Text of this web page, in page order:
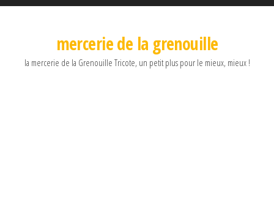
mercerie de la grenouille
la mercerie de la Grenouille Tricote, un petit plus pour le mieux, mieux !